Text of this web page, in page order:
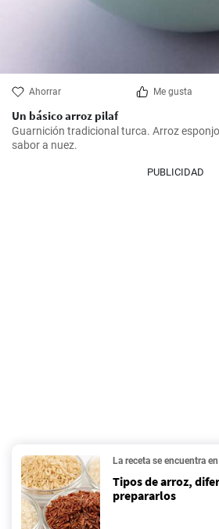
Ahorrar Me gusta
Un básico arroz pilaf
Guarnición tradicional turca. Arroz
sabor a nuez.
PUBLICIDAD
La receta se encuentra
Tipos de arroz,
prepararlos